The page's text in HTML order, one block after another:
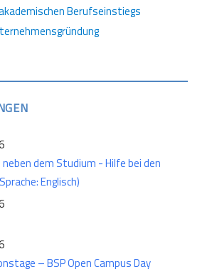
Berufseinstiegs
dem Studium - Hilfe bei den
Englisch)
– BSP Open Campus Day